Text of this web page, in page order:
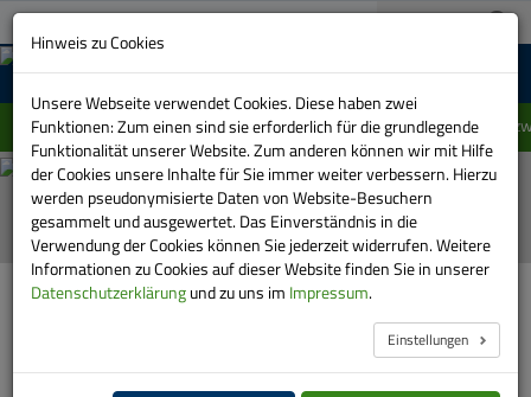
03733 151-0 A+
MENU
Einschränkung im Linienverlauf der Linie 415
Automatische
Bilder-
Show
stoppen
HOME DIE RVE KUNDENMAGAZIN RVE BEWEGT
RVE bewegt - unser Magazin
Hinweis zu Cookies
Unsere Webseite verwendet Cookies. Diese haben zwei
Funktionen: Zum einen sind sie erforderlich für die grundlegende
Funktionalität unserer Website. Zum anderen können wir mit Hilfe
der Cookies unsere Inhalte für Sie immer weiter verbessern. Hierzu
werden pseudonymisierte Daten von Website-Besuchern
gesammelt und ausgewertet. Das Einverständnis in die
Verwendung der Cookies können Sie jederzeit widerrufen. Weitere
Informationen zu Cookies auf dieser Website finden Sie in unserer
Datenschutzerklärungund zu uns im Impressum.
Einstellungen